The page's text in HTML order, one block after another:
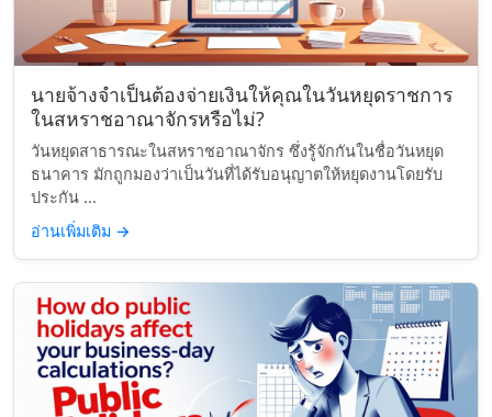
นายจ้างจำเป็นต้องจ่ายเงินให้คุณในวันหยุดราชการ
ในสหราชอาณาจักรหรือไม่?
วันหยุดสาธารณะในสหราชอาณาจักร ซึ่งรู้จักกันในชื่อวันหยุด
ธนาคาร มักถูกมองว่าเป็นวันที่ได้รับอนุญาตให้หยุดงานโดยรับ
ประกัน ...
อ่านเพิ่มเติม →